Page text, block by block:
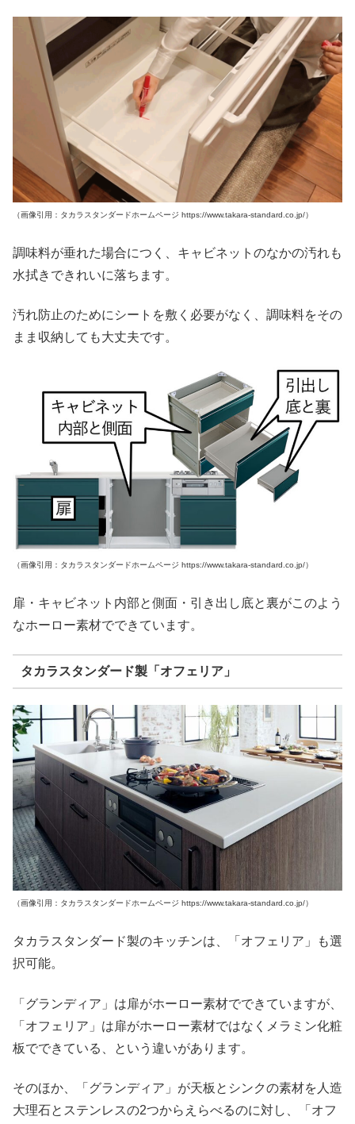
（画像引用：タカラスタンダードホームページ https://www.takara-standard.co.jp/）
調味料が垂れた場合につく、キャビネットのなかの汚れも
水拭きできれいに落ちます。
汚れ防止のためにシートを敷く必要がなく、調味料をその
まま収納しても大丈夫です。
（画像引用：タカラスタンダードホームページ https://www.takara-standard.co.jp/）
扉・キャビネット内部と側面・引き出し底と裏がこのよう
なホーロー素材でできています。
タカラスタンダード製「オフェリア」
（画像引用：タカラスタンダードホームページ https://www.takara-standard.co.jp/）
タカラスタンダード製のキッチンは、「オフェリア」も選
択可能。
「グランディア」は扉がホーロー素材でできていますが、
「オフェリア」は扉がホーロー素材ではなくメラミン化粧
板でできている、という違いがあります。
そのほか、「グランディア」が天板とシンクの素材を人造
大理石とステンレスの2つからえらべるのに対し、「オフ